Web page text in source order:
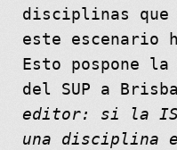
disciplinas que
este escenario
Esto pospone
del SUP a
editor: si la ISA
una disciplina